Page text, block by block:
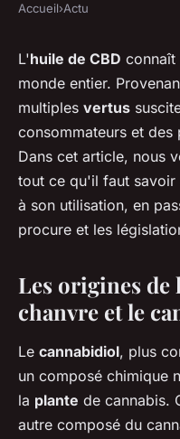
Que faut-il
de
CBD ?
michelle•22 juin 2023•6
Accueil›Actu
L'huile de CBD connaît
monde entier.
multiples vertus
consommateurs et des
Dans cet article, nous
tout ce qu'il faut savoir
à son utilisation, en
procure et les
Les origines de
chanvre et le
Le cannabidiol, plus
un composé chimique
la plante de cannabis.
autre composé du